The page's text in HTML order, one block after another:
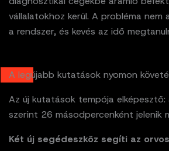
vállalatokhoz kerül. A probléma nem
a rendszer, és kevés az idő
A legújabb kutatások nyomon
Az új kutatások tempója elképesztő:
szerint 26 másodpercenként jelenik
Két új segédeszköz segíti az